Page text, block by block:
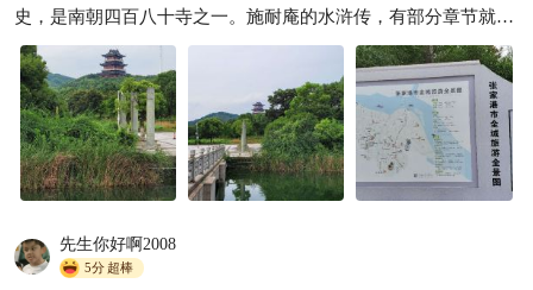
史，是南朝四百八十寺之一。施耐庵的水浒传，有部分章节就是
在那里完成的。
先生你好啊2008
5分超棒